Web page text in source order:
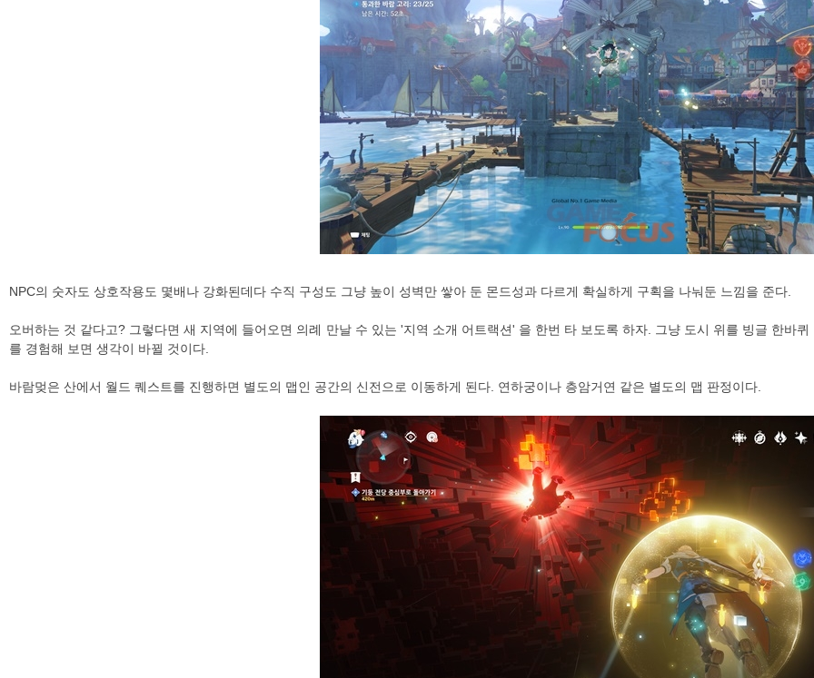
NPC의 숫자도 상호작용도 몇배나 강화된데다 수직 구성도 그냥 높이 성벽만 쌓아 둔 몬드성과 다르게 확실하게 구획을 나눠둔 느낌을 준다.
오버하는 것 같다고? 그렇다면 새 지역에 들어오면 의례 만날 수 있는 '지역 소개 어트랙션' 을 한번 타 보도록 하자. 그냥 도시 위를 빙글 한바
를 경험해 보면 생각이 바뀔 것이다.
바람멎은 산에서 월드 퀘스트를 진행하면 별도의 맵인 공간의 신전으로 이동하게 된다. 연하궁이나 층암거연 같은 별도의 맵 판정이다.